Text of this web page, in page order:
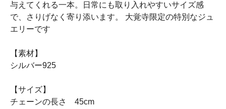
与えてくれる一本。日常にも取り入れやすいサイズ感
で、さりげなく寄り添います。 大覚寺限定の特別なジュ
エリーです
【素材】
シルバー925
【サイズ】
チェーンの長さ 45cm